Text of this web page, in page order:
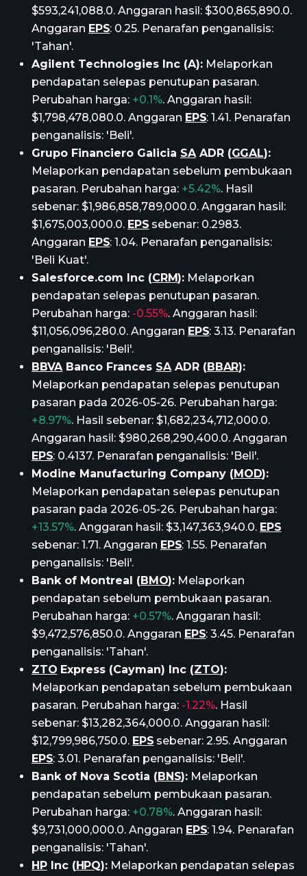
$593,241,088.0. Anggaran hasil: $300,865,890.0.
Anggaran EPS: 0.25. Penarafan penganalisis:
'Tahan'.
Agilent Technologies Inc (A): Melaporkan
pendapatan selepas penutupan pasaran.
Perubahan harga: +0.1%. Anggaran hasil:
$1,798,478,080.0. Anggaran EPS: 1.41. Penarafan
penganalisis: 'Beli'.
Grupo Financiero Galicia SAADR (GGAL):
Melaporkan pendapatan sebelum pembukaan
pasaran. Perubahan harga: +5.42%. Hasil
sebenar: $1,986,858,789,000.0. Anggaran hasil:
$1,675,003,000.0. EPS sebenar: 0.2983.
Anggaran EPS: 1.04. Penarafan penganalisis:
'Beli Kuat'.
Salesforce.com Inc (CRM): Melaporkan
pendapatan selepas penutupan pasaran.
Perubahan harga: -0.55%. Anggaran hasil:
$11,056,096,280.0. Anggaran EPS: 3.13. Penarafan
penganalisis: 'Beli'.
BBVABanco Frances SAADR (BBAR):
Melaporkan pendapatan selepas penutupan
pasaran pada 2026-05-26. Perubahan harga:
+8.97%. Hasil sebenar: $1,682,234,712,000.0.
Anggaran hasil: $980,268,290,400.0. Anggaran
EPS: 0.4137. Penarafan penganalisis: 'Beli'.
Modine Manufacturing Company (MOD):
Melaporkan pendapatan selepas penutupan
pasaran pada 2026-05-26. Perubahan harga:
+13.57%. Anggaran hasil: $3,147,363,940.0. EPS
sebenar: 1.71. Anggaran EPS: 1.55. Penarafan
penganalisis: 'Beli'.
Bank of Montreal (BMO): Melaporkan
pendapatan sebelum pembukaan pasaran.
Perubahan harga: +0.57%. Anggaran hasil:
$9,472,576,850.0. Anggaran EPS: 3.45. Penarafan
penganalisis: 'Tahan'.
ZTO Express (Cayman) Inc (ZTO):
Melaporkan pendapatan sebelum pembukaan
pasaran. Perubahan harga: -1.22%. Hasil
sebenar: $13,282,364,000.0. Anggaran hasil:
$12,799,986,750.0. EPS sebenar: 2.95. Anggaran
EPS: 3.01. Penarafan penganalisis: 'Beli'.
Bank of Nova Scotia (BNS): Melaporkan
pendapatan sebelum pembukaan pasaran.
Perubahan harga: +0.78%. Anggaran hasil:
$9,731,000,000.0. Anggaran EPS: 1.94. Penarafan
penganalisis: 'Tahan'.
HPInc (HPQ): Melaporkan pendapatan selepas